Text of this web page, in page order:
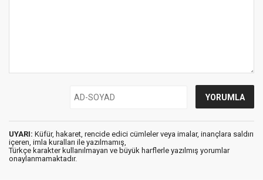
UYARI: Küfür, hakaret, rencide edici cümleler veya imalar, inançlara saldırı
içeren, imla kuralları ile yazılmamış,
Türkçe karakter kullanılmayan ve büyük harflerle yazılmış yorumlar
onaylanmamaktadır.